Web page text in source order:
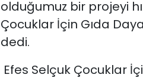
olduğumuz bir projeyi
Çocuklar İçin Gıda
dedi.
Efes Selçuk Çocuklar